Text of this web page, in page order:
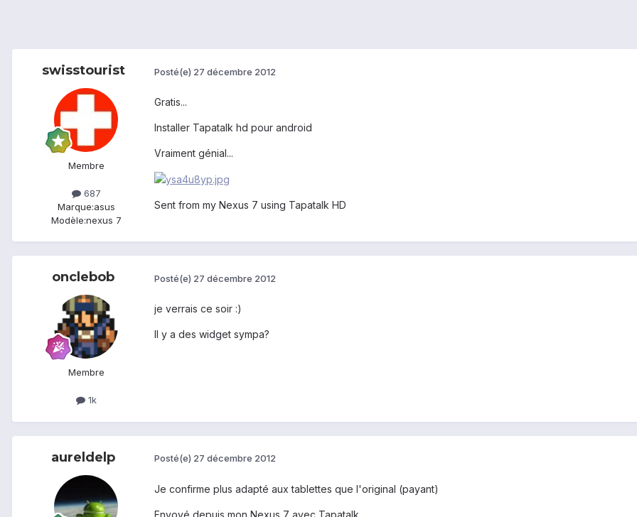
swisstourist
Membre
687
Marque:asus
Modèle:nexus 7
Posté(e) 27 décembre 2012
Gratis...
Installer Tapatalk hd pour android
Vraiment génial...
Sent from my Nexus 7 using Tapatalk HD
onclebob
Membre
1k
Posté(e) 27 décembre 2012
je verrais ce soir :)
Il y a des widget sympa?
aureldelp Posté(e) 27 décembre 2012
Je confirme plus adapté aux tablettes que l'original (payant)
Envoyé depuis mon Nexus 7 avec Tapatalk